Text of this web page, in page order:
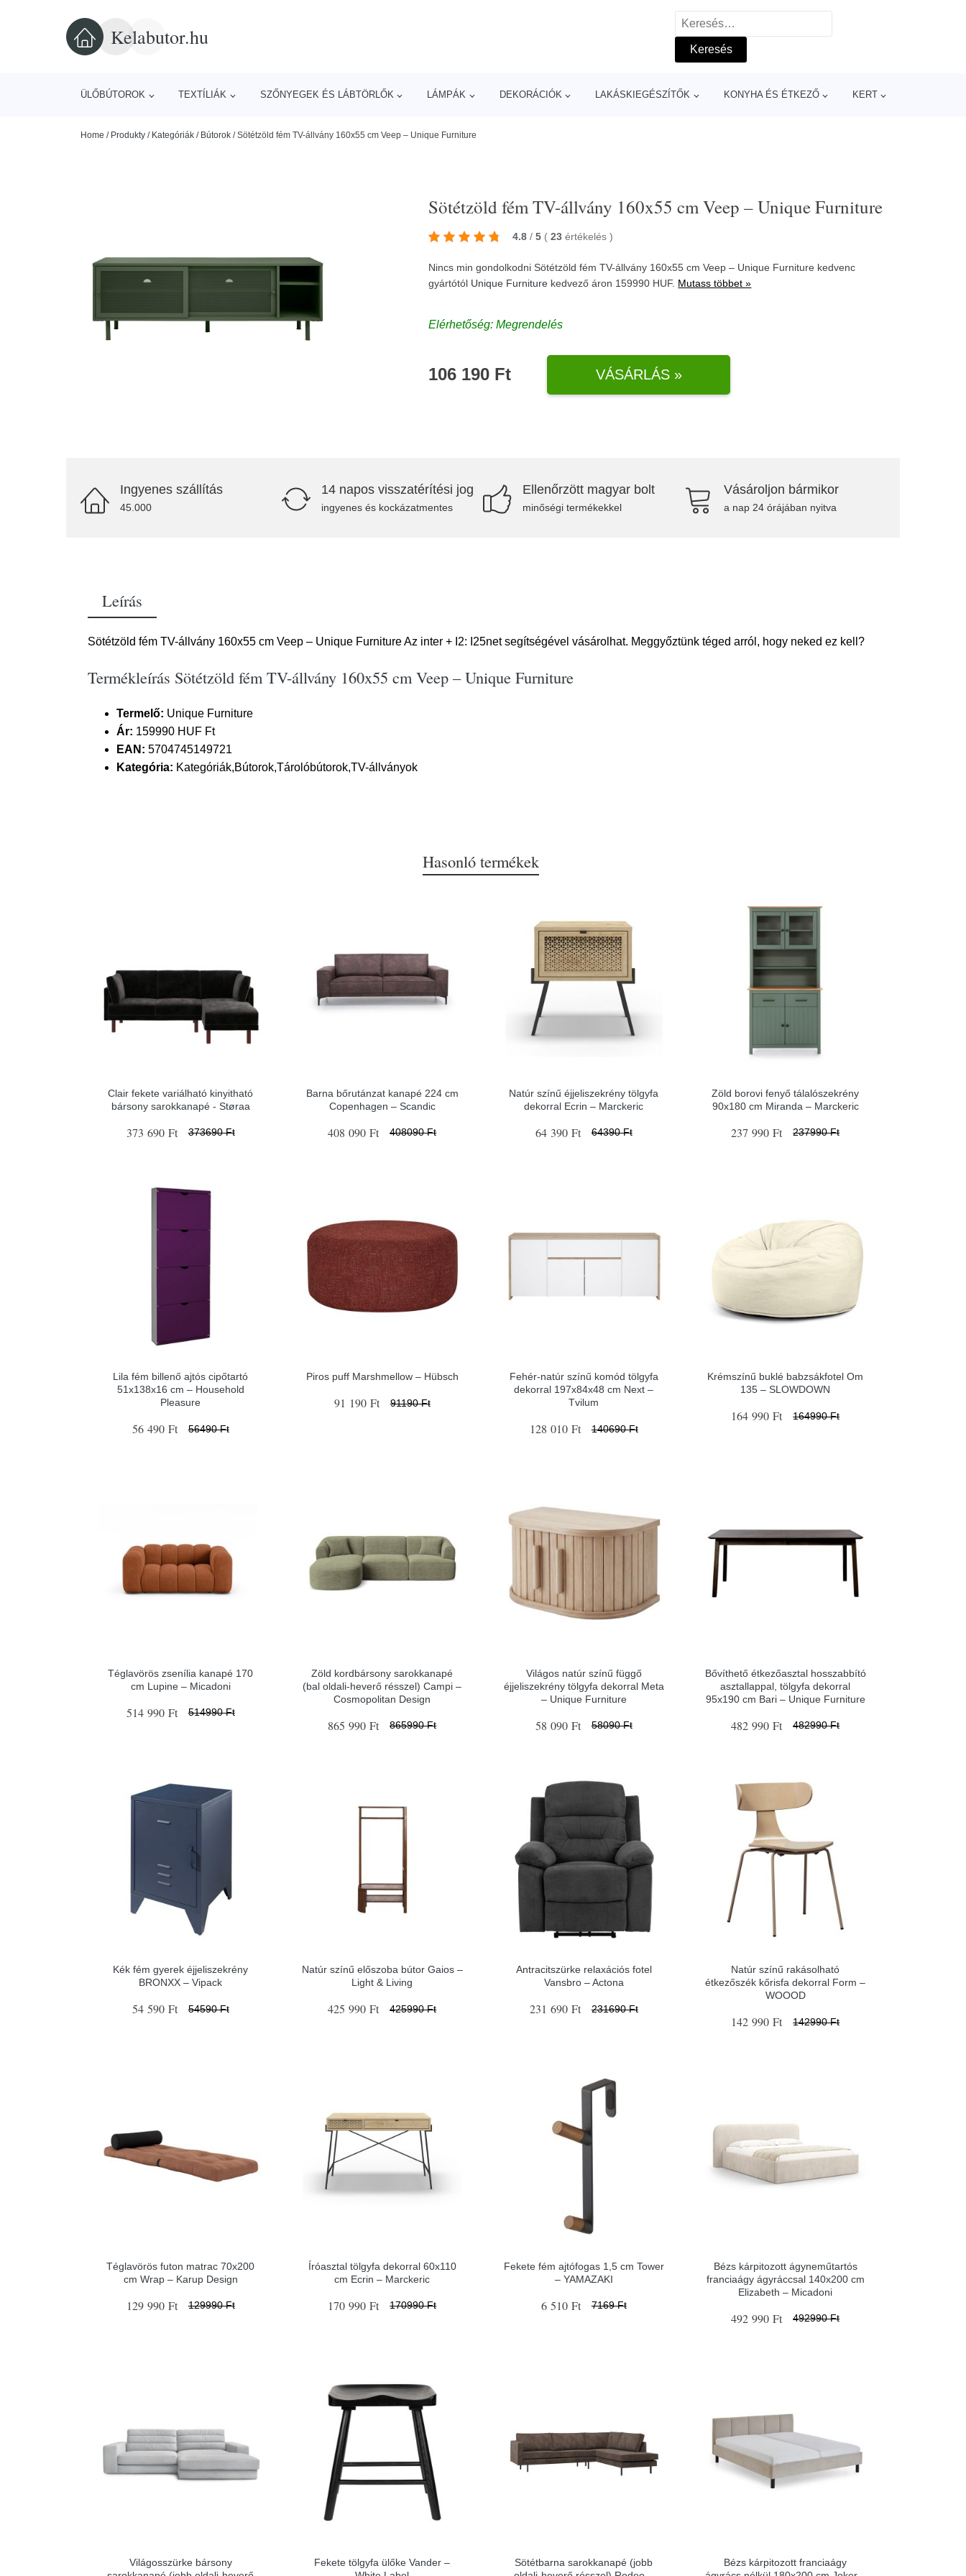
Kelabutor.hu
Keresés:
ÜLŐBÚTOROK TEXTÍLIÁK SZŐNYEGEK ÉS LÁBTÖRLŐK LÁMPÁK DEKORÁCIÓK LAKÁSKIEGÉSZÍTŐK KONYHA ÉS ÉTKEZŐ KERT
Home / Produkty / Kategóriák / Bútorok /Sötétzöld fém TV-állvány 160x55 cm Veep – Unique Furniture
Sötétzöld fém TV-állvány 160x55 cm Veep – Unique Furniture
4.8 / 5 ( 23 értékelés)
Nincs min gondolkodni Sötétzöld fém TV-állvány 160x55 cm Veep – Unique Furniture kedvenc
gyártótól Unique Furniture kedvező áron 159990 HUF. Mutass többet »
Elérhetőség: Megrendelés
106 190 Ft VÁSÁRLÁS »
Ingyenes szállítás
45.000
14 napos visszatérítési jog
ingyenes és kockázatmentes
Ellenőrzött magyar bolt
minőségi termékekkel
Vásároljon bármikor
a nap 24 órájában nyitva
Leírás
Sötétzöld fém TV-állvány 160x55 cm Veep – Unique Furniture Az inter + I2: I25net segítségével vásárolhat. Meggyőztünk téged arról, hogy neked ez kell?
Termékleírás Sötétzöld fém TV-állvány 160x55 cm Veep – Unique Furniture
Termelő: Unique Furniture
Ár: 159990 HUF Ft
EAN: 5704745149721
Kategória: Kategóriák,Bútorok,Tárolóbútorok,TV-állványok
Hasonló termékek
Clair fekete variálható kinyitható
bársony sarokkanapé - Støraa
373 690 Ft 373690 Ft
Barna bőrutánzat kanapé 224 cm
Copenhagen – Scandic
408 090 Ft 408090 Ft
Natúr színű éjjeliszekrény tölgyfa
dekorral Ecrin – Marckeric
64 390 Ft 64390 Ft
Zöld borovi fenyő tálalószekrény
90x180 cm Miranda – Marckeric
237 990 Ft 237990 Ft
Lila fém billenő ajtós cipőtartó
51x138x16 cm – Household
Pleasure
56 490 Ft 56490 Ft
Piros puff Marshmellow – Hübsch
91 190 Ft 91190 Ft
Fehér-natúr színű komód tölgyfa
dekorral 197x84x48 cm Next –
Tvilum
128 010 Ft 140690 Ft
Krémszínű buklé babzsákfotel Om
135 – SLOWDOWN
164 990 Ft 164990 Ft
Téglavörös zsenília kanapé 170
cm Lupine – Micadoni
514 990 Ft 514990 Ft
Zöld kordbársony sarokkanapé
(bal oldali-heverő résszel) Campi –
Cosmopolitan Design
865 990 Ft 865990 Ft
Világos natúr színű függő
éjjeliszekrény tölgyfa dekorral Meta
– Unique Furniture
58 090 Ft 58090 Ft
Bővíthető étkezőasztal hosszabbító
asztallappal, tölgyfa dekorral
95x190 cm Bari – Unique Furniture
482 990 Ft 482990 Ft
Kék fém gyerek éjjeliszekrény
BRONXX – Vipack
54 590 Ft 54590 Ft
Natúr színű előszoba bútor Gaios –
Light & Living
425 990 Ft 425990 Ft
Antracitszürke relaxációs fotel
Vansbro – Actona
231 690 Ft 231690 Ft
Natúr színű rakásolható
étkezőszék kőrisfa dekorral Form –
WOOOD
142 990 Ft 142990 Ft
Téglavörös futon matrac 70x200
cm Wrap – Karup Design
129 990 Ft 129990 Ft
Íróasztal tölgyfa dekorral 60x110
cm Ecrin – Marckeric
170 990 Ft 170990 Ft
Fekete fém ajtófogas 1,5 cm Tower
– YAMAZAKI
6 510 Ft 7169 Ft
Bézs kárpitozott ágyneműtartós
franciaágy ágyráccsal 140x200 cm
Elizabeth – Micadoni
492 990 Ft 492990 Ft
Világosszürke bársony
Fekete tölgyfa ülőke Vander –
Sötétbarna sarokkanapé (jobb
Bézs kárpitozott franciaágy